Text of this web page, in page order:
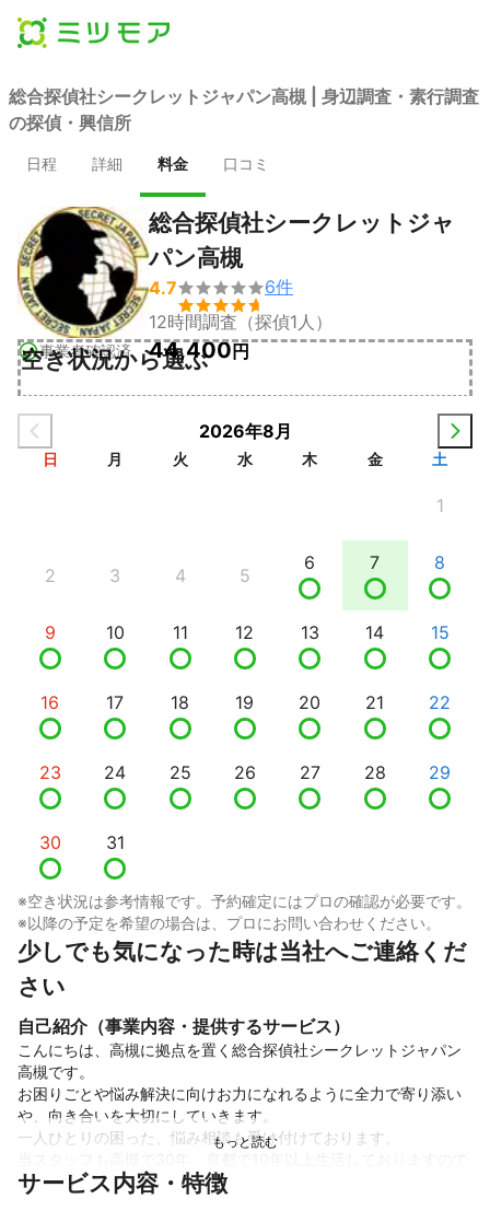
総合探偵社シークレットジャパン高槻 | 身辺調査・素行調査
の探偵・興信所
日程 詳細 料金 口コミ
事業者確認済
総合探偵社シークレットジャ
パン高槻
4.7

6件
12時間調査（探偵1人）
44,400 円
空き状況から選ぶ
2026年8月
日 月 火 水 木 金 土
1
2 3 4 5
6 7 8
9 10 11 12 13 14 15
16 17 18 19 20 21 22
23 24 25 26 27 28 29
30 31
※空き状況は参考情報です。予約確定にはプロの確認が必要です。
※以降の予定を希望の場合は、プロにお問い合わせください。
少しでも気になった時は当社へご連絡くだ
さい
自己紹介（事業内容・提供するサービス）
こんにちは、高槻に拠点を置く総合探偵社シークレットジャパン
高槻です。
お困りごとや悩み解決に向けお力になれるように全力で寄り添い
や、向き合いを大切にしていきます。
一人ひとりの困った、悩み相談も受け付けております。
北摂（特に高槻）・京都には土地勘があります。
サービス内容・特徴